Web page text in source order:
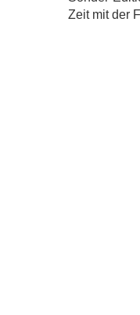
Zeit mit der